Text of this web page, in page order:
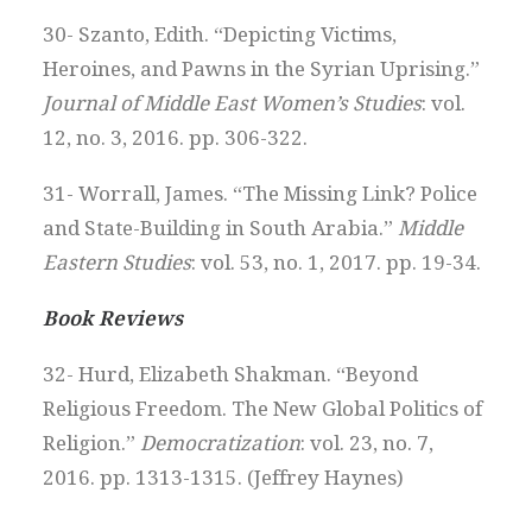
30- Szanto, Edith. “Depicting Victims,
Heroines, and Pawns in the Syrian Uprising.”
Journal of Middle East Women’s Studies: vol.
12, no. 3, 2016. pp. 306-322.
31- Worrall, James. “The Missing Link? Police
and State-Building in South Arabia.”Middle
Eastern Studies: vol. 53, no. 1, 2017. pp. 19-34.
Book Reviews
32- Hurd, Elizabeth Shakman. “Beyond
Religious Freedom. The New Global Politics of
Religion.”Democratization: vol. 23, no. 7,
2016. pp. 1313-1315. (Jeffrey Haynes)